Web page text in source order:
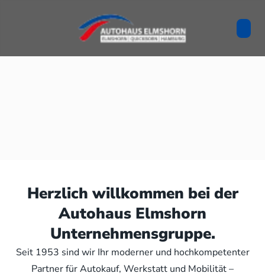
Herzlich willkommen bei der
Autohaus Elmshorn
Unternehmensgruppe.
Seit 1953 sind wir Ihr moderner und hochkompetenter
Partner für Autokauf, Werkstatt und Mobilität –